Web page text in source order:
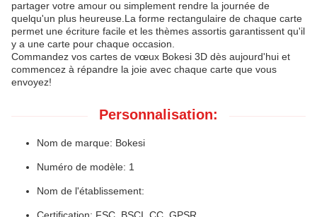
partager votre amour ou simplement rendre la journée de
quelqu'un plus heureuse.La forme rectangulaire de chaque carte
permet une écriture facile et les thèmes assortis garantissent qu'il
y a une carte pour chaque occasion.
Commandez vos cartes de vœux Bokesi 3D dès aujourd'hui et
commencez à répandre la joie avec chaque carte que vous
envoyez!
Personnalisation:
Nom de marque: Bokesi
Numéro de modèle: 1
Nom de l'établissement: